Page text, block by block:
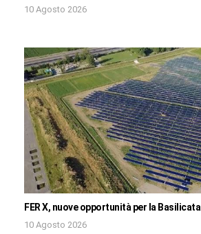
10 Agosto 2026
FER X, nuove opportunità per la Basilicata
10 Agosto 2026